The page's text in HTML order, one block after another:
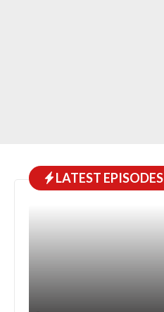
LATEST EPISODES